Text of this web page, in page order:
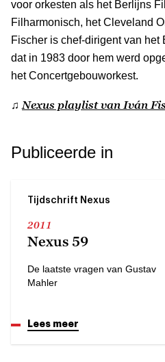
voor orkesten als het Berlijns
Filharmonisch, het Cleveland
Fischer is chef-dirigent van het
dat in 1983 door hem werd
het Concertgebouworkest.
♫ Nexus playlist van Iván
Publiceerde in
Tijdschrift Nexus
2011
Nexus 59
De laatste vragen van Gustav
Mahler
Lees meer